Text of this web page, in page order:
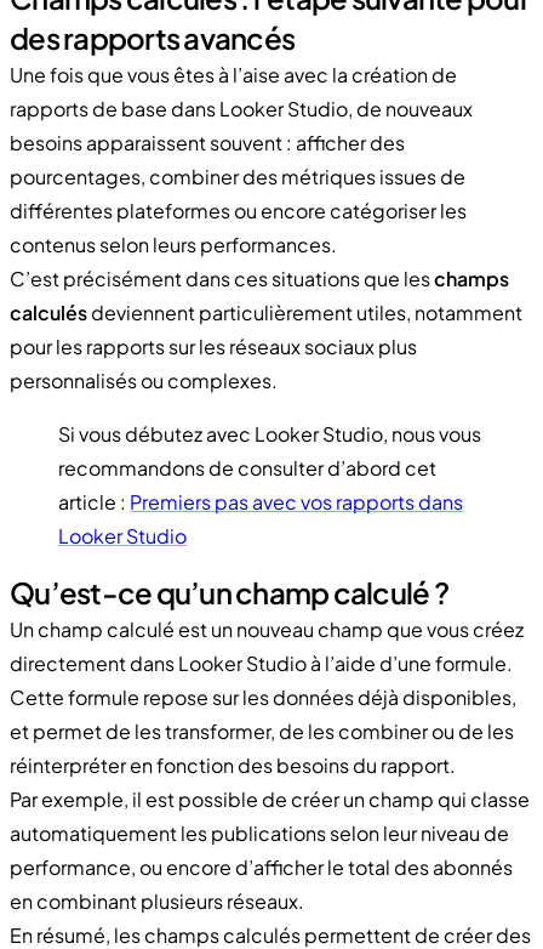
des rapports avancés
Une fois que vous êtes à l’aise avec la création de
rapports de base dans Looker Studio, de nouveaux
besoins apparaissent souvent : afficher des
pourcentages, combiner des métriques issues de
différentes plateformes ou encore catégoriser les
contenus selon leurs performances.
C’est précisément dans ces situations que leschamps
calculésdeviennent particulièrement utiles, notamment
pour les rapports sur les réseaux sociaux plus
personnalisés ou complexes.
Si vous débutez avec Looker Studio, nous vous
recommandons de consulter d’abord cet
article : Premiers pas avec vos rapports dans
Looker Studio
Qu’est-ce qu’un champ calculé ?
Un champ calculé est un nouveau champ que vous créez
directement dans Looker Studio à l’aide d’une formule.
Cette formule repose sur les données déjà disponibles,
et permet de les transformer, de les combiner ou de les
réinterpréter en fonction des besoins du rapport.
Par exemple, il est possible de créer un champ qui classe
automatiquement les publications selon leur niveau de
performance, ou encore d’afficher le total des abonnés
en combinant plusieurs réseaux.
En résumé, les champs calculés permettent de créer des